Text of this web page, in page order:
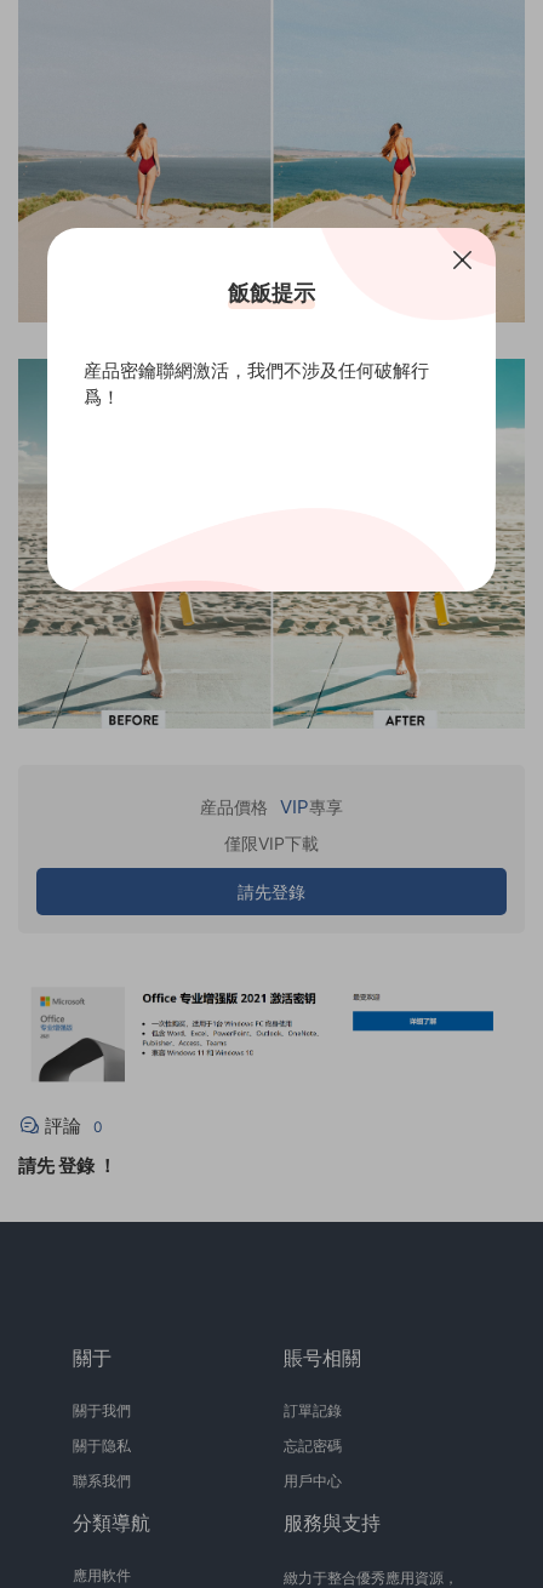
産品價格 VIP專享
僅限VIP下載
請先登錄
評論 0
請先登錄 ！
關于
關于我們
關于隐私
聯系我們
賬号相關
訂單記錄
忘記密碼
用戶中心
分類導航
應用軟件
服務與支持
緻力于整合優秀應用資源，
飯飯提示
産品密鑰聯網激活，我們不涉及任何破解行
爲！